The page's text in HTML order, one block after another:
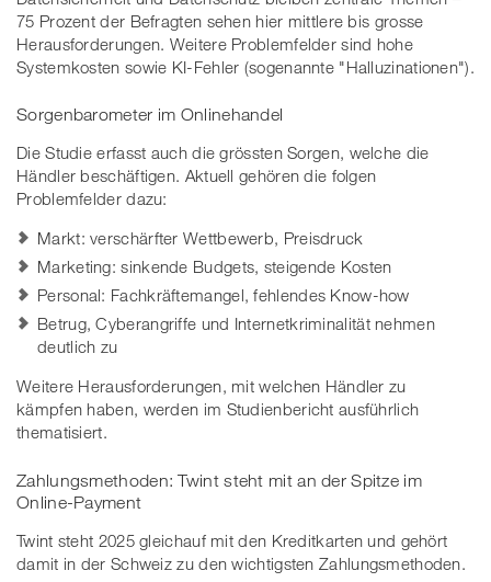
75 Prozent der Befragten sehen hier mittlere bis grosse
Herausforderungen. Weitere Problemfelder sind hohe
Systemkosten sowie KI-Fehler (sogenannte "Halluzinationen").
Sorgenbarometer im Onlinehandel
Die Studie erfasst auch die grössten Sorgen, welche die
Händler beschäftigen. Aktuell gehören die folgen
Problemfelder dazu:
Markt: verschärfter Wettbewerb, Preisdruck
Marketing: sinkende Budgets, steigende Kosten
Personal: Fachkräftemangel, fehlendes Know-how
Betrug, Cyberangriffe und Internetkriminalität nehmen
deutlich zu
Weitere Herausforderungen, mit welchen Händler zu
kämpfen haben, werden im Studienbericht ausführlich
thematisiert.
Zahlungsmethoden: Twint steht mit an der Spitze im
Online-Payment
Twint steht 2025 gleichauf mit den Kreditkarten und gehört
damit in der Schweiz zu den wichtigsten Zahlungsmethoden.